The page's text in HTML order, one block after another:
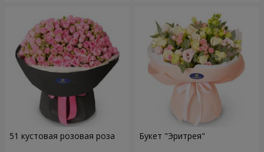
51 кустовая розовая роза Букет "Эритрея"